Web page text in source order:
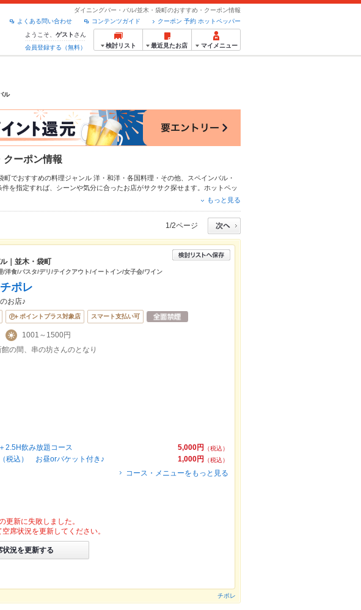
ダイニングバー・バル/並木・袋町のおすすめ・クーポン情報
クーポン 予約 ホットペッパー
コンテンツガイド
よくある問い合わせ
ようこそ、 ゲスト さん
会員登録する（無料）
検討リスト 最近見たお店 マイメニュー
ル
クーポン情報
町でおすすめの料理ジャンル 洋・和洋・各国料理・その他
スペインバル・
を指定すれば、シーンや気分に合ったお店がサクサク探せます。ホットペッ
や季節のおすすめ料理など、お店の最新情報をご
もっと見る
1/2ページ
｜並木・袋町
/洋食/パスタ/デリ/テイクアウト/イートイン/女子会/ワイン
ポレ
お店♪
ポイントプラス対象店 スマート支払い可
1001～1500円
の間、串の坊さんのとなり
5,000円
（税込）
2.5H飲み放題コース
1,000円
（税込）
税込） お昼orバケット付き♪
コース・メニューをもっと見る
更新に失敗しました。
席状況を更新してください。
状況を更新する
チポレ